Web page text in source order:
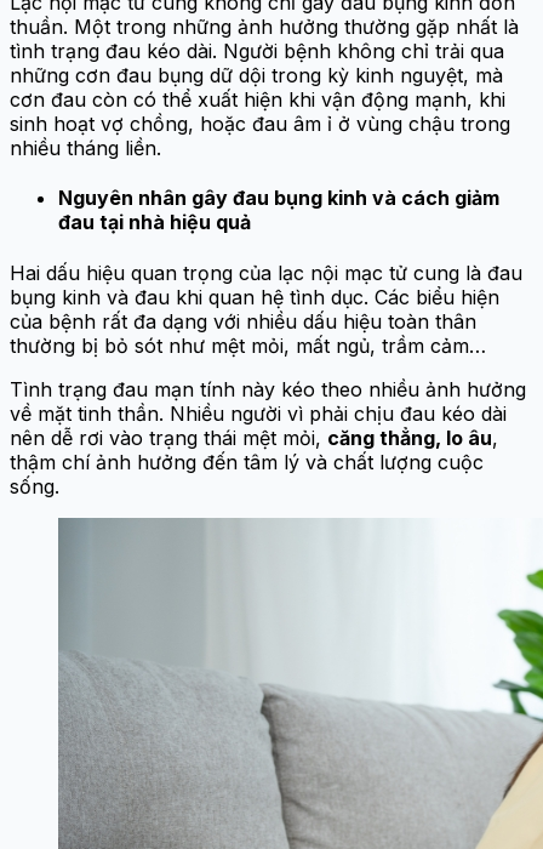
thuần. Một trong những ảnh hưởng thường gặp nhất là
tình trạng đau kéo dài. Người bệnh không chỉ trải qua
những cơn đau bụng dữ dội trong kỳ kinh nguyệt, mà
cơn đau còn có thể xuất hiện khi vận động mạnh, khi
sinh hoạt vợ chồng, hoặc đau âm ỉ ở vùng chậu trong
nhiều tháng liền.
Nguyên nhân gây đau bụng kinh và cách giảm
đau tại nhà hiệu quả
Hai dấu hiệu quan trọng của lạc nội mạc tử cung là đau
bụng kinh và đau khi quan hệ tình dục. Các biểu hiện
của bệnh rất đa dạng với nhiều dấu hiệu toàn thân
thường bị bỏ sót như mệt mỏi, mất ngủ, trầm cảm…
Tình trạng đau mạn tính này kéo theo nhiều ảnh hưởng
về mặt tinh thần. Nhiều người vì phải chịu đau kéo dài
nên dễ rơi vào trạng thái mệt mỏi, căng thẳng, lo âu,
thậm chí ảnh hưởng đến tâm lý và chất lượng cuộc
sống.